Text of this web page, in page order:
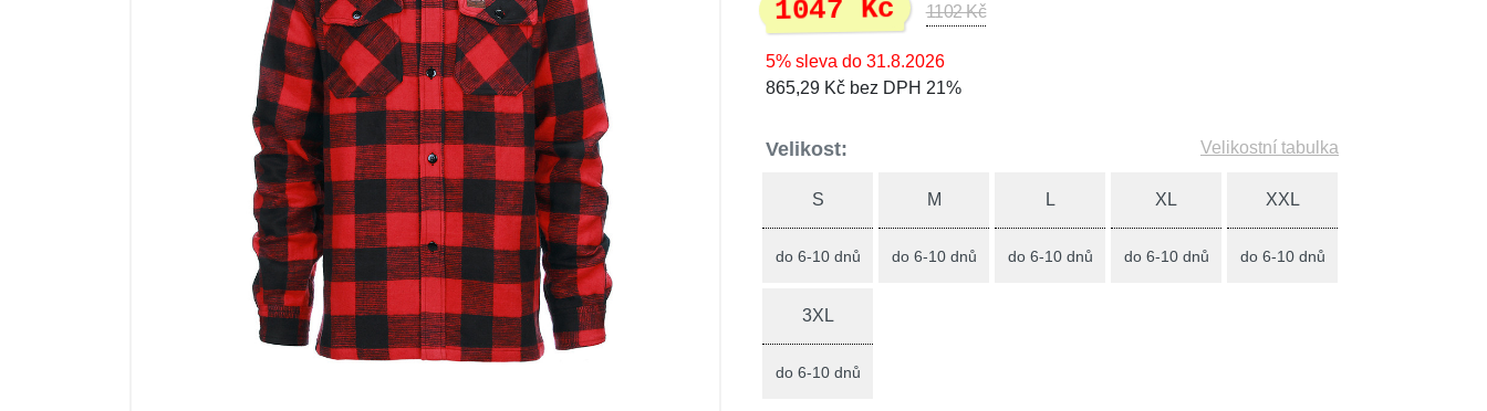
1047 Kč 1102 Kč
5% sleva do 31.8.2026
865,29 Kč bez DPH 21%
Velikost: Velikostní tabulka
S
do 6-10 dnů
M
do 6-10 dnů
L
do 6-10 dnů
XL
do 6-10 dnů
XXL
do 6-10 dnů
3XL
do 6-10 dnů